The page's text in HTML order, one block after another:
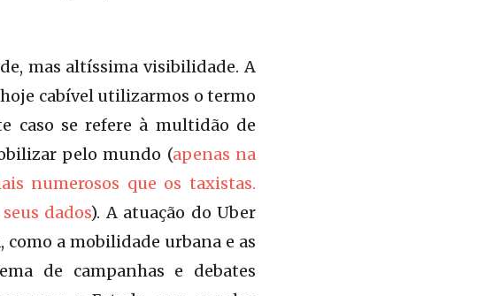
mas altíssima visibilidade. A
cabível utilizarmos o termo
caso se refere à multidão de
pelo mundo (apenas na
numerosos que os taxistas.
dados). A atuação do Uber
a mobilidade urbana e as
de campanhas e debates